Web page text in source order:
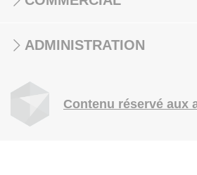
ADMINISTRATION
Contenu réservé aux